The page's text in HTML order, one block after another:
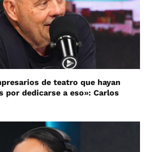
de teatro que hayan
por dedicarse a eso»: Carlos